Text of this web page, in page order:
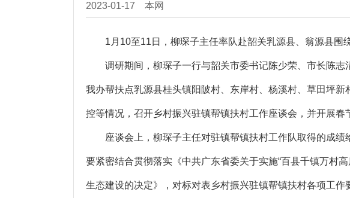
2023-01-17 本网
1月10至11日，柳琛子主任率队赴韶关乳源县、翁源县围
调研期间，柳琛子一行与韶关市委书记陈少荣、市长陈志
我办帮扶点乳源县桂头镇阳陂村、东岸村、杨溪村、草田坪
控等情况，召开乡村振兴驻镇帮镇扶村工作座谈会，并开展春
座谈会上，柳琛子主任对驻镇帮镇扶村工作队取得的成绩
要紧密结合贯彻落实《中共广东省委关于实施“百县千镇万村
生态建设的决定》，对标对表乡村振兴驻镇帮镇扶村各项工